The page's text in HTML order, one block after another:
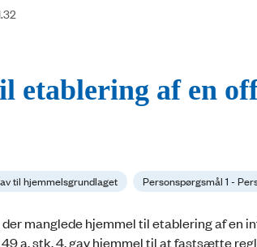
af en
til hjemmelsgrundlaget Personspørgsmål 1 -
manglede hjemmel til etablering af en
a, stk. 4, gav hjemmel til at fastsætte